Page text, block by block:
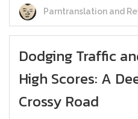
Parntranslation and
Dodging Traffic
High Scores: A
Crossy Road